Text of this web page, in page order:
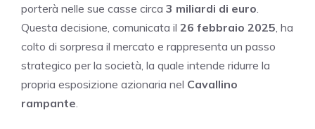
porterà nelle sue casse circa 3 miliardi di euro
Questa decisione, comunicata il 26 febbraio 2025 , ha
colto di sorpresa il mercato e rappresenta un passo
strategico per la società, la quale intende ridurre la
propria esposizione azionaria nel Cavallino
rampante